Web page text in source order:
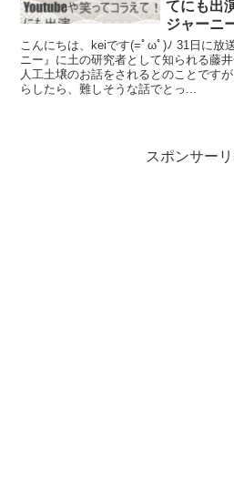
てにも出
ジャーニ
こんにちは、keiです(=ﾟωﾟ)ﾉ 31日に放
ニー』に土の研究者として知られる藤
人工土壌のお話をされるとのことです
らしたら、難しそうな話でとっ...
スポンサー